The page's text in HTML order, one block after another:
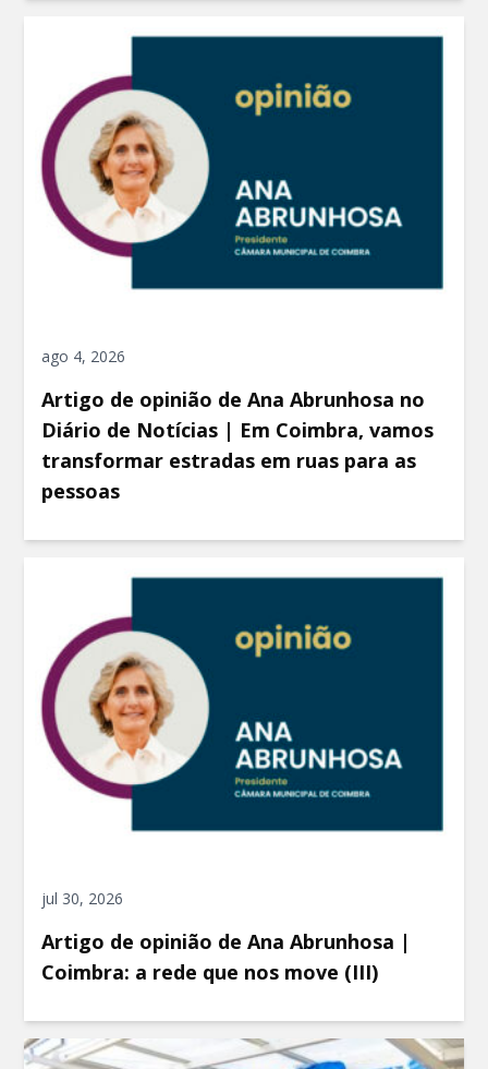
ago 4, 2026
Artigo de opinião de Ana Abrunhosa no
Diário de Notícias | Em Coimbra, vamos
transformar estradas em ruas para as
pessoas
jul 30, 2026
Artigo de opinião de Ana Abrunhosa |
Coimbra: a rede que nos move (III)